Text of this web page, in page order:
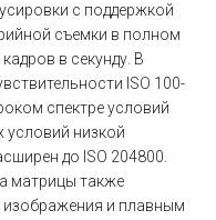
с поддержкой
съемки в полном
в секунду. В
ISO 100-
спектре условий
условий низкой
до ISO 204800.
матрицы также
изображения и плавным